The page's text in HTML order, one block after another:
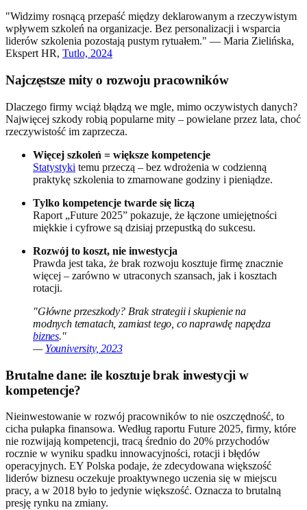
"Widzimy rosnącą przepaść między deklarowanym a rzeczywistym
wpływem szkoleń na organizacje. Bez personalizacji i wsparcia
liderów szkolenia pozostają pustym rytuałem." — Maria Zielińska,
Ekspert HR, Tutlo, 2024
Najczęstsze mity o rozwoju pracowników
Dlaczego firmy wciąż błądzą we mgle, mimo oczywistych danych?
Najwięcej szkody robią popularne mity – powielane przez lata, choć
rzeczywistość im zaprzecza.
Więcej szkoleń = większe kompetencje
Statystyki temu przeczą – bez wdrożenia w codzienną
praktykę szkolenia to zmarnowane godziny i pieniądze.
Tylko kompetencje twarde się liczą
Raport „Future 2025” pokazuje, że łączone umiejętności
miękkie i cyfrowe są dzisiaj przepustką do sukcesu.
Rozwój to koszt, nie inwestycja
Prawda jest taka, że brak rozwoju kosztuje firmę znacznie
więcej – zarówno w utraconych szansach, jak i kosztach
rotacji.
"Główne przeszkody? Brak strategii i skupienie na
modnych tematach, zamiast tego, co naprawdę napędza
biznes."
— Youniversity, 2023
Brutalne dane: ile kosztuje brak inwestycji w
kompetencje?
Nieinwestowanie w rozwój pracowników to nie oszczędność, to
cicha pułapka finansowa. Według raportu Future 2025, firmy, które
nie rozwijają kompetencji, tracą średnio do 20% przychodów
rocznie w wyniku spadku innowacyjności, rotacji i błędów
operacyjnych. EY Polska podaje, że zdecydowana większość
liderów biznesu oczekuje proaktywnego uczenia się w miejscu
pracy, a w 2018 było to jedynie większość. Oznacza to brutalną
presję rynku na zmiany.